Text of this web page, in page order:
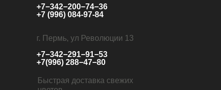
г. Пермь, ул Революции 13
+7−342−291−91−53
+7(996) 288−47−80
+7−342−200−74−36
+7 (996) 084-97-84
Быстрая доставка свежих